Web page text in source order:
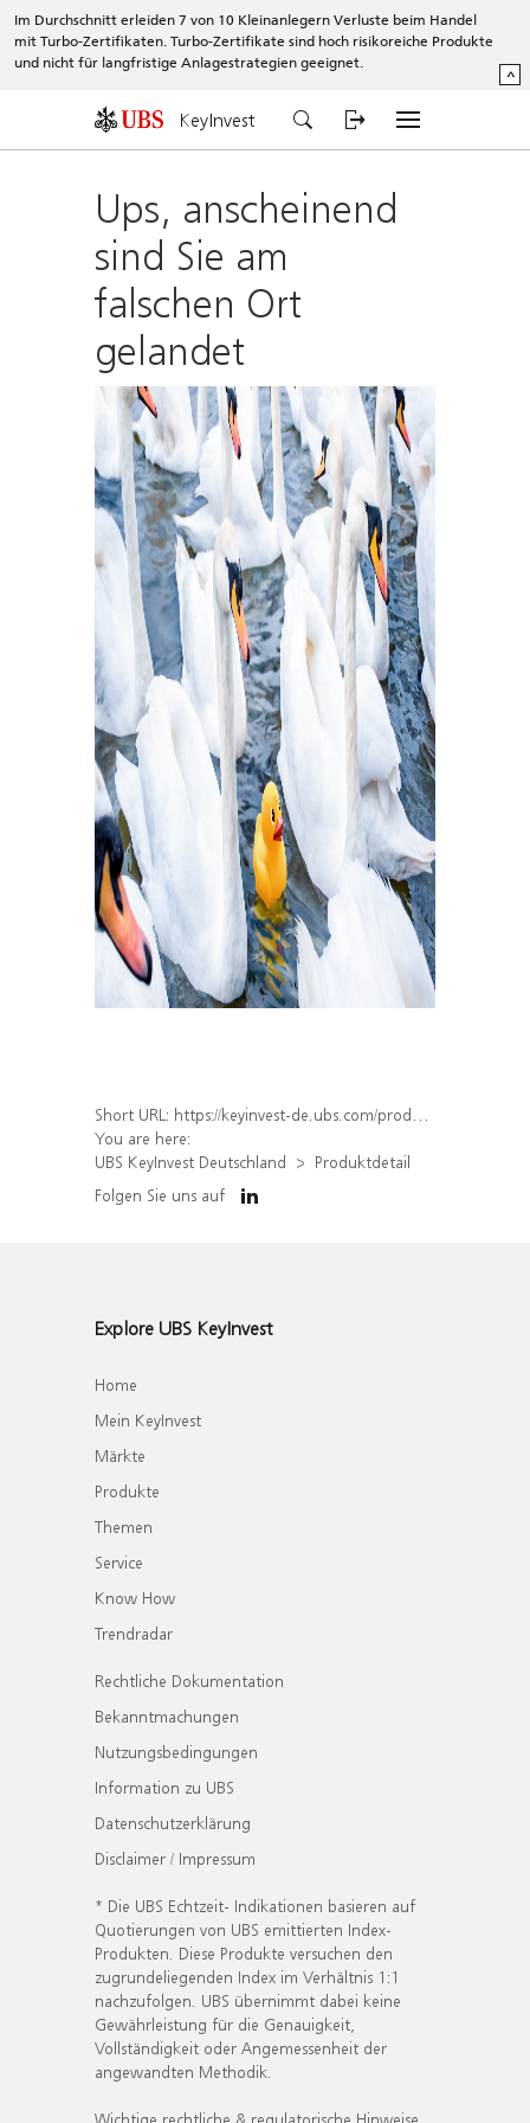
Im Durchschnitt erleiden 7 von 10 Kleinanlegern Verluste beim Handel
mit Turbo-Zertifikaten. Turbo-Zertifikate sind hoch risikoreiche Produkte
und nicht für langfristige Anlagestrategien geeignet.
^
KeyInvest
Ups, anscheinend
sind Sie am
falschen Ort
gelandet
Short URL: https://keyinvest-de.ubs.com/produkt/detail/index/isin/DE000WA59W14
You are here:
UBS KeyInvest Deutschland
Produktdetail
Folgen Sie uns auf
Explore UBS KeyInvest
Home
Mein KeyInvest
Märkte
Produkte
Themen
Service
Know How
Trendradar
Rechtliche Dokumentation
Bekanntmachungen
Nutzungsbedingungen
Information zu UBS
Datenschutzerklärung
Disclaimer / Impressum
* Die UBS Echtzeit- Indikationen basieren auf
Quotierungen von UBS emittierten Index-
Produkten. Diese Produkte versuchen den
zugrundeliegenden Index im Verhältnis 1:1
nachzufolgen. UBS übernimmt dabei keine
Gewährleistung für die Genauigkeit,
Vollständigkeit oder Angemessenheit der
angewandten Methodik.